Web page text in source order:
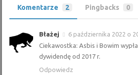
Komentarze 2 Pingbacks 0
Błażej
6 października 2022 o
Ciekawostka: Asbis i Bowim
dywidendę od 2017 r.
Odpowiedz